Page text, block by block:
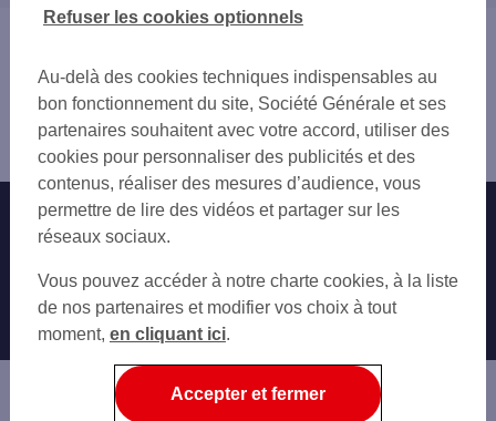
03 ALLIER
39 JURA
42 LOIRE
58 NIÈVRE
69 RHÔNE
Saône-et-Loire
Nos engagements Nous contacter
Autres sites SG
Professionnels
Entreprises
Associations
Au-delà des cookies techniques indispensables au
bon fonctionnement du site, Société Générale et ses
partenaires souhaitent avec votre accord, utiliser des
cookies pour personnaliser des publicités et des
contenus, réaliser des mesures d’audience, vous
permettre de lire des vidéos et partager sur les
réseaux sociaux.
Vous pouvez accéder à notre charte cookies, à la liste
de nos partenaires et modifier vos choix à tout
moment, en cliquant ici.
Refuser les cookies optionnels
Accepter et fermer